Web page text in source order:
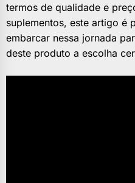
termos de qualidade e
suplementos, este artigo é
embarcar nessa jornada
deste produto a escolha